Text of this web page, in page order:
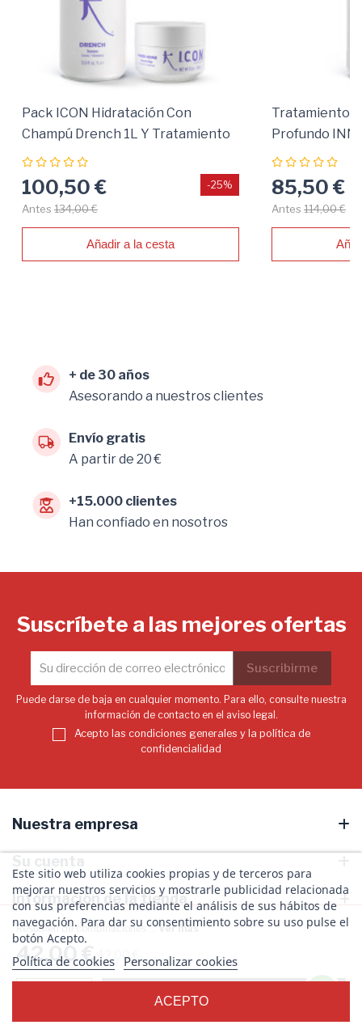
Pack ICON Hidratación Con
Champú Drench 1L Y Tratamiento
Inner Reparador
100,50 €
Antes 134,00 €
-25%
Añadir a la cesta
Tratamiento
Profundo
Seco Y
85,50 €
Antes 114,00 €
Resumen de combinaciones ...Ver más
42,00 € 42,00 €
Añadir
+ de 30 años
Asesorando a nuestros clientes
Envío gratis
A partir de 20 €
+15.000 clientes
Han confiado en nosotros
Suscríbete a las mejores ofertas
Puede darse de baja en cualquier momento. Para ello, consulte nuestra
información de contacto en el aviso legal.
Acepto las condiciones generales y la política de
confidencialidad
Nuestra empresa
Información de la tienda
Este sitio web utiliza cookies propias y de terceros para
mejorar nuestros servicios y mostrarle publicidad relacionada
con sus preferencias mediante el análisis de sus hábitos de
navegación. Para dar su consentimiento sobre su uso pulse el
botón Acepto.
Política de cookies Personalizar cookies
ACEPTO
¡Síguenos!